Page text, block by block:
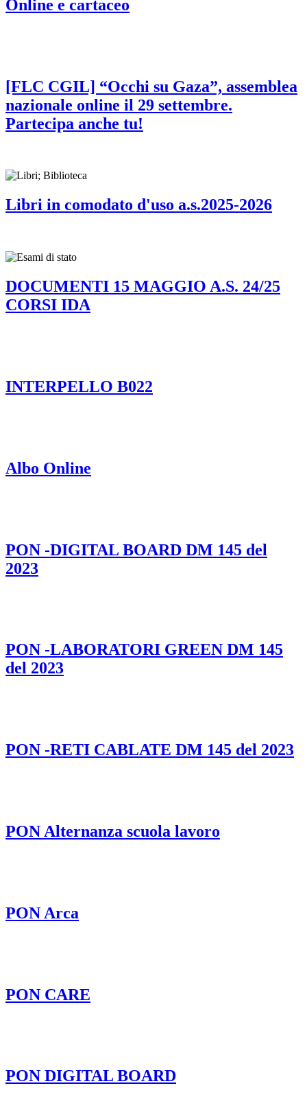
Online e cartaceo
[FLC CGIL] “Occhi su Gaza”, assemblea
nazionale online il 29 settembre.
Partecipa anche tu!
Libri in comodato d'uso a.s.2025-2026
DOCUMENTI 15 MAGGIO A.S. 24/25
CORSI IDA
INTERPELLO B022
Albo Online
PON -DIGITAL BOARD DM 145 del
2023
PON -LABORATORI GREEN DM 145
del 2023
PON -RETI CABLATE DM 145 del 2023
PON Alternanza scuola lavoro
PON Arca
PON CARE
PON DIGITAL BOARD